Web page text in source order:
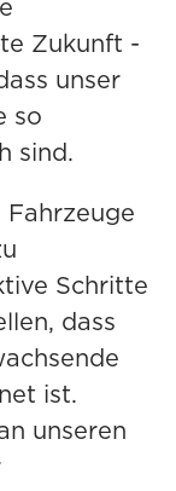
Zukunft -
unser
so
sind.
Schritte
dass
ist.
unseren